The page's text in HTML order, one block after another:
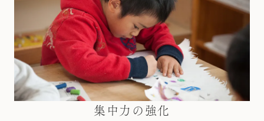
集中力の強化